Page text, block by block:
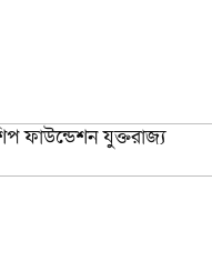
ফাউন্ডেশন যুক্তরাজ্য